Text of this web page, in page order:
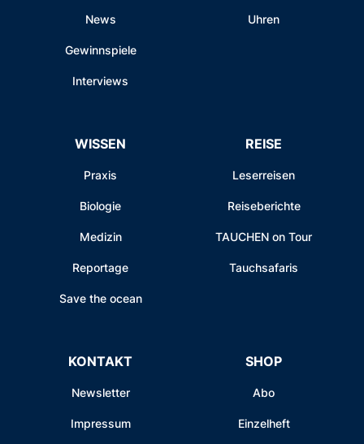
News
Gewinnspiele
Interviews
Uhren
WISSEN
Praxis
Biologie
Medizin
Reportage
Save the ocean
REISE
Leserreisen
Reiseberichte
TAUCHEN on Tour
Tauchsafaris
KONTAKT
Newsletter
Impressum
SHOP
Abo
Einzelheft